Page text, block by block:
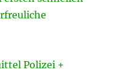
Polizei +